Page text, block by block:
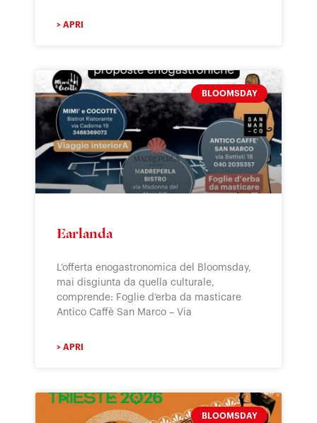
> APRI
BLOOMSDAY
Earlanda
L’offerta enogastronomica del Bloomsday,
mai disgiunta da quella culturale,
comprende: Foglie d’erba da masticare
Antico Caffè San Marco – Via
> APRI
BLOOMSDAY